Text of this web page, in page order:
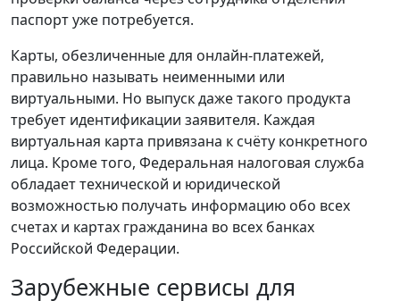
паспорт уже потребуется.
Карты, обезличенные для онлайн-платежей,
правильно называть неименными или
виртуальными. Но выпуск даже такого продукта
требует идентификации заявителя. Каждая
виртуальная карта привязана к счёту конкретного
лица. Кроме того, Федеральная налоговая служба
обладает технической и юридической
возможностью получать информацию обо всех
счетах и картах гражданина во всех банках
Российской Федерации.
Зарубежные сервисы для